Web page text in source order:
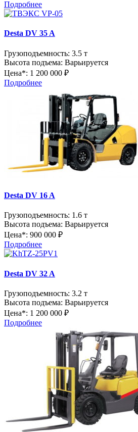
Подробнее
Desta DV 35 A
Грузоподъемность: 3.5 т
Высота подъема: Варьируется
Цена*: 1 200 000 ₽
Подробнее
Desta DV 16 A
Грузоподъемность: 1.6 т
Высота подъема: Варьируется
Цена*: 900 000 ₽
Подробнее
Desta DV 32 A
Грузоподъемность: 3.2 т
Высота подъема: Варьируется
Цена*: 1 200 000 ₽
Подробнее